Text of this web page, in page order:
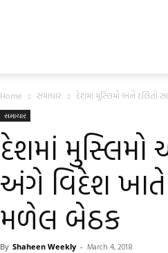
Home સમાચાર દેશમાં મુસ્લિમો અને દલિતો
સમાચાર
દેશમાં મુસ્લિમો
અંગે વિદેશ ખાતે
મળેલ બેઠક
By Shaheen Weekly - March 4, 2018